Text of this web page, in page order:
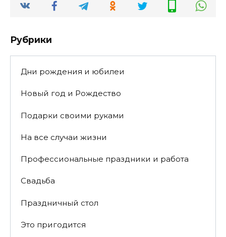
Рубрики
Дни рождения и юбилеи
Новый год и Рождество
Подарки своими руками
На все случаи жизни
Профессиональные праздники и работа
Свадьба
Праздничный стол
Это пригодится